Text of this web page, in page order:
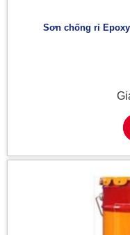
Sơn chống rỉ